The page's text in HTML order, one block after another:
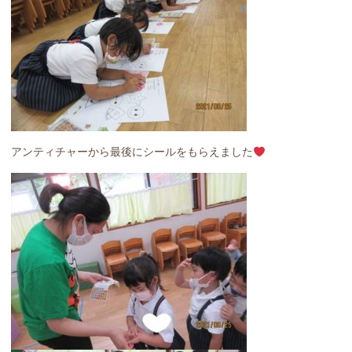
アンティチャーから最後にシールをもらえました